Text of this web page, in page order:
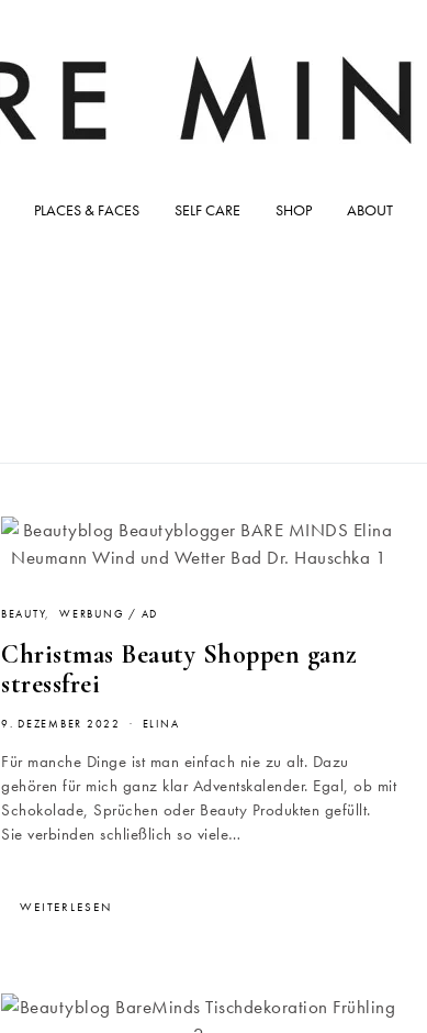
PLACES & FACES SELF CARE SHOP ABOUT
BEAUTY WERBUNG / AD
Christmas Beauty Shoppen ganz
stressfrei
9. DEZEMBER 2022 ELINA
Für manche Dinge ist man einfach nie zu alt. Dazu
gehören für mich ganz klar Adventskalender. Egal, ob mit
Schokolade, Sprüchen oder Beauty Produkten gefüllt.
Sie verbinden schließlich so viele…
WEITERLESEN